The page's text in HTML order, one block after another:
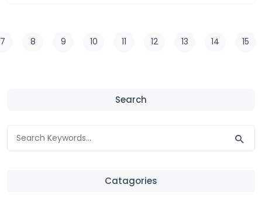
7 8 9 10 11 12 13 14 15
Search
Catagories